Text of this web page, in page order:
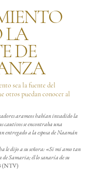
LA
DE
sea la fuente del
otros puedan conocer al
arameos habían invadido la
cautivos se encontraba una
entregado a la esposa de Naamán
le dijo a su señora: «Si mi amo tan
de Samaria; él lo sanaría de su
(NTV)